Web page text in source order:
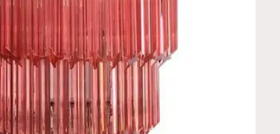
Ingen varer i kurven.
Go To Shop